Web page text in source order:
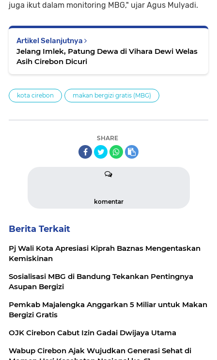
juga ikut dalam monitoring MBG," ujar Agus Mulyadi.
Artikel Selanjutnya
Jelang Imlek, Patung Dewa di Vihara Dewi Welas
Asih Cirebon Dicuri
kota cirebon makan bergizi gratis (MBG)
SHARE
komentar
Berita Terkait
Pj Wali Kota Apresiasi Kiprah Baznas Mengentaskan
Kemiskinan
Sosialisasi MBG di Bandung Tekankan Pentingnya
Asupan Bergizi
Pemkab Majalengka Anggarkan 5 Miliar untuk Makan
Bergizi Gratis
OJK Cirebon Cabut Izin Gadai Dwijaya Utama
Wabup Cirebon Ajak Wujudkan Generasi Sehat di